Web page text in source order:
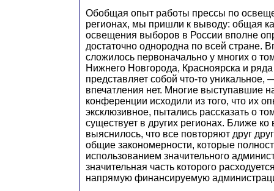
Обобщая опыт работы прессы по
регионах, мы пришли к выводу: общая
освещения выборов в России вполне
достаточно однородна по всей стране.
сложилось первоначально у многих о
Нижнего Новгорода, Красноярска и ряда
представляет собой что-то уникальное,
впечатления нет. Многие выступавшие
конференции исходили из того, что их
эксклюзивное, пытались рассказать о
существует в других регионах. Ближе
выяснилось, что все повторяют друг
общие закономерности, которые
использованием значительного
значительная часть которого
напрямую финансируемую